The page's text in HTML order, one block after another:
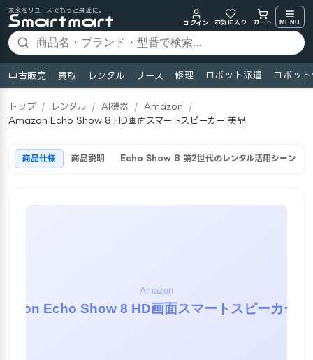
未来をリユースでもっと身近に。
ログイン
お気に入り カート MENU
中古販売 買取 レンタル リース 修理 ロボット派遣 ロボッ
トップ / レンタル / AI機器 / Amazon
/
Amazon Echo Show 8 HD画面スマートスピーカー 美品
商品仕様 商品説明 Echo Show 8 第2世代のレンタル活用シーン